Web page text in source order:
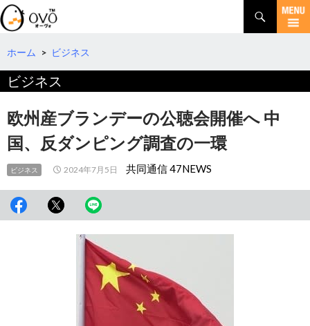
検
索
コ
テ
へ
移
動
ホーム > ビジネス
ビジネス
欧州産ブランデーの公聴会開催へ 中
国、反ダンピング調査の一環
ビジネス 2024年7月5日 共同通信 47NEWS